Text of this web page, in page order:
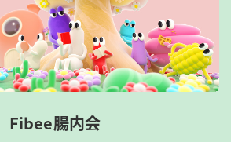
Fibee腸内会